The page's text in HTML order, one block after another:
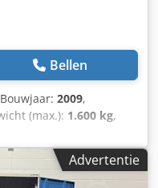
Bellen
2009,
(max.): 1.600 kg,
Mollart - LD8
Advertentie